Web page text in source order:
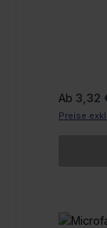
Regulärer
Ab 3,32
Preise